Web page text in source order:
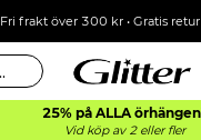
Fri frakt över 300 kr• Gratis
25% på ALLA
Vid köp av 2 eller fler